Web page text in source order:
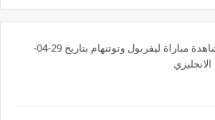
بث مباشرمشاهدة مباراة ليفربول وتوتنهام بتاريخ 29-04-